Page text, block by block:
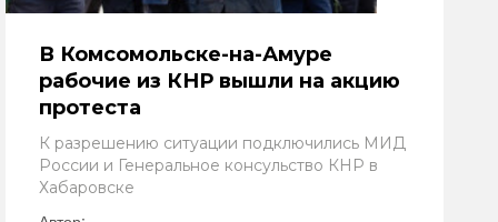
В Комсомольске-на-Амуре
рабочие из КНР вышли на акцию
протеста
К разрешению ситуации подключились МИД
России и Генеральное консульство КНР в
Хабаровске